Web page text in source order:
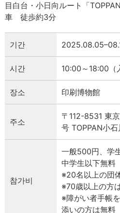
目白台・小日向ルート「
車 徒歩約3分
기간
시간 10:00～18:00（
장소 印刷博物館
주소
〒112-8531 東
号 TOPPAN小
참가비
一般500円、学
中学生以下無料
※20名以上の団
※70歳以上の方
※障がい者手帳
添いの方は無料